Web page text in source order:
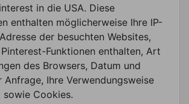
in die USA. Diese
enthalten möglicherweise Ihre IP-
der besuchten Websites,
Funktionen enthalten, Art
des Browsers, Datum und
Ihre Verwendungsweise
Cookies.